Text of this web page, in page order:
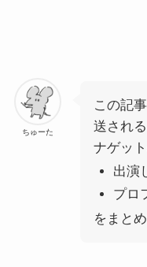
ちゅーた
この記
送される
ナゲット
出演
プロ
をまと